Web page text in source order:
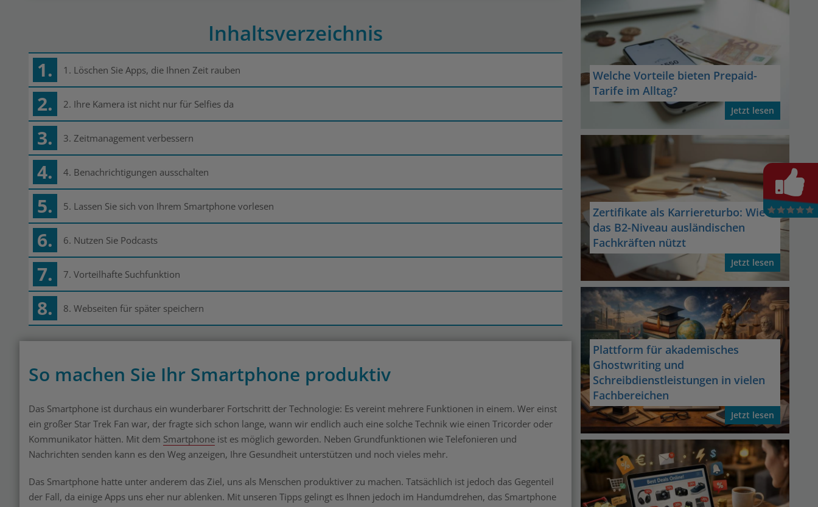
Inhaltsverzeichnis
1. 1. Löschen Sie Apps, die Ihnen Zeit rauben
2. 2. Ihre Kamera ist nicht nur für Selfies da
3. 3. Zeitmanagement verbessern
4. 4. Benachrichtigungen ausschalten
5. 5. Lassen Sie sich von Ihrem Smartphone vorlesen
6. 6. Nutzen Sie Podcasts
7. 7. Vorteilhafte Suchfunktion
8. 8. Webseiten für später speichern
So machen Sie Ihr Smartphone produktiv
Das Smartphone ist durchaus ein wunderbarer Fortschritt der Technologie: Es vereint mehrere Funktionen in einem. Wer einst
ein großer Star Trek Fan war, der fragte sich schon lange, wann wir endlich auch eine solche Technik wie einen Tricorder oder
Kommunikator hätten. Mit dem Smartphone ist es möglich geworden. Neben Grundfunktionen wie Telefonieren und
Nachrichten senden kann es den Weg anzeigen, Ihre Gesundheit unterstützen und noch vieles mehr.
Das Smartphone hatte unter anderem das Ziel, uns als Menschen produktiver zu machen. Tatsächlich ist jedoch das Gegenteil
der Fall, da einige Apps uns eher nur ablenken. Mit unseren Tipps gelingt es Ihnen jedoch im Handumdrehen, das Smartphone
Welche Vorteile bieten Prepaid-
Tarife im Alltag?
Jetzt lesen
Zertifikate als Karriereturbo: Wie
das B2-Niveau ausländischen
Fachkräften nützt
Jetzt lesen
Plattform für akademisches
Ghostwriting und
Schreibdienstleistungen in vielen
Fachbereichen
Jetzt lesen